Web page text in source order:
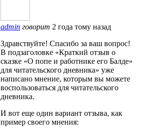
admin говорит 2 года тому назад
Здравствуйте! Спасибо за ваш вопрос!
В подзаголовке «Краткий отзыв о
сказке «О попе и работнике его Балде»
для читательского дневника» уже
написано мнение, которым вы можете
воспользоваться для читательского
дневника.
И вот еще один вариант отзыва, как
пример своего мнения: